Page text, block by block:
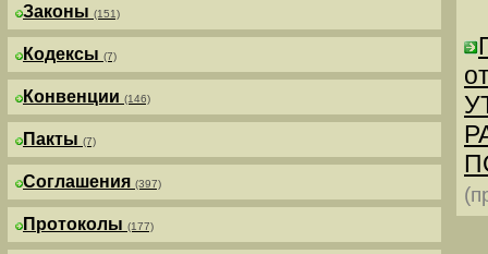
Законы (151)
Кодексы (7)
Конвенции (146)
Пакты (7)
Соглашения (397)
Протоколы (177)